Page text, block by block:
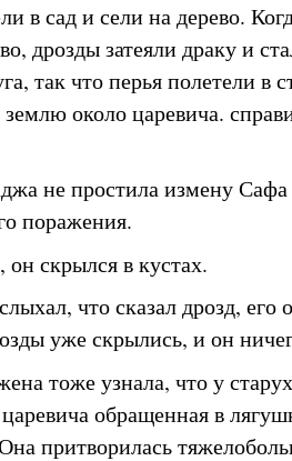
в сад и сели на дерево.
дрозды затеяли драку и
так что перья полетели в
землю около царевича.
не простила измену
поражения.
скрылся в кустах.
что сказал дрозд,
уже скрылись, и он
тоже узнала, что у
обращенная в
притворилась